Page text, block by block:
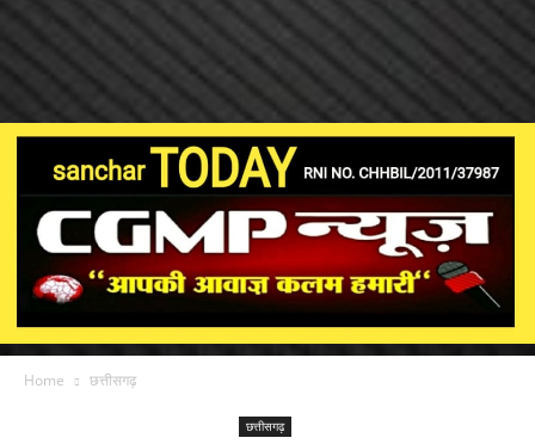
Home छत्तीसगढ़
छत्तीसगढ़